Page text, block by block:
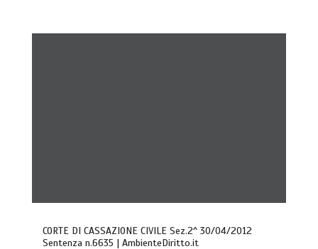
CORTE DI CASSAZIONE CIVILE Sez.2^ 30/04/2012
Sentenza n.6635 | AmbienteDiritto.it